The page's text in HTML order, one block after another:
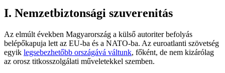
I. Nemzetbiztonsági szuverenitás
Az elmúlt években Magyarország a külső autoriter befolyás
belépőkapuja lett az EU-ba és a NATO-ba. Az euroatlanti szövetség
egyik legsebezhetőbb országává váltunk, főként, de nem kizárólag
az orosz titkosszolgálati műveletekkel szemben.